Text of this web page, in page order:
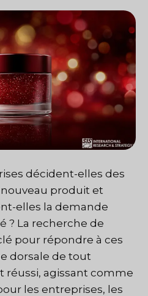
décident-elles des
produit et
elles la demande
? La recherche de
pour répondre à ces
dorsale de tout
agissant comme
les entreprises, les